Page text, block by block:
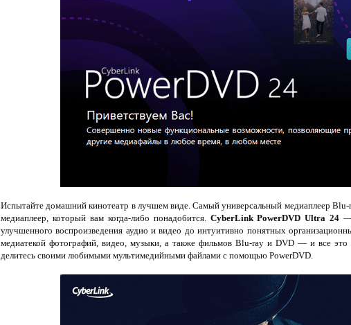
Испытайте домашний кинотеатр в лучшем виде. Самый универсальный медиаплеер
медиаплеер, который вам когда-либо понадобится. CyberLink PowerDVD Ultra 24 —
улучшенного воспроизведения аудио и видео до интуитивно понятных
медиатекой фотографий, видео, музыки, а также фильмов Blu-ray и DVD — и все
делитесь своими любимыми мультимедийными файлами с помощью PowerDVD.